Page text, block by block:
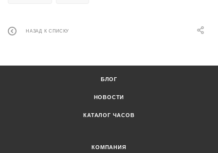
НАЗАД К СПИСКУ
БЛОГ
НОВОСТИ
КАТАЛОГ ЧАСОВ
КОМПАНИЯ